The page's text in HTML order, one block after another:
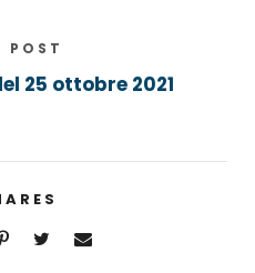
POST
25 ottobre 2021